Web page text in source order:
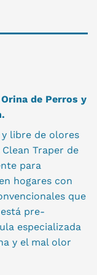
de Perros y
libre de olores
Traper de
para
hogares con
que
pre-
especializada
y el mal olor